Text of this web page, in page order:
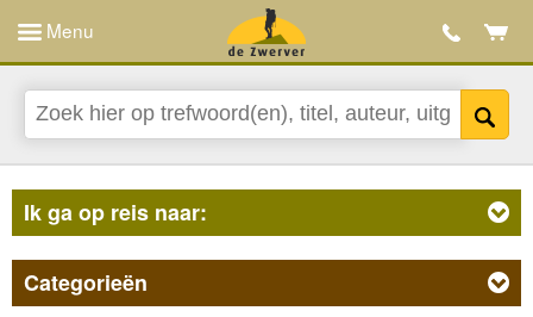
Menu
Ik ga op reis naar:
Categorieën